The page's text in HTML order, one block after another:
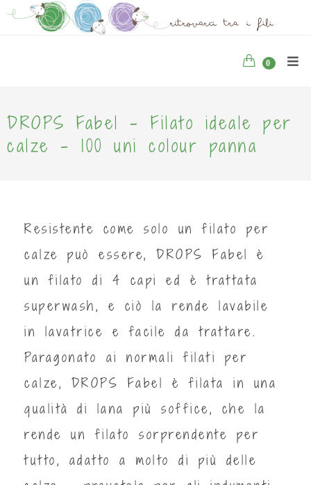
0
DROPS Fabel - Filato ideale per
calze - 100 uni colour panna
Resistente come solo un filato per
calze può essere, DROPS Fabel è
un filato di 4 capi ed è trattata
superwash, e ciò la rende lavabile
in lavatrice e facile da trattare.
Paragonato ai normali filati per
calze, DROPS Fabel è filata in una
qualità di lana più soffice, che la
rende un filato sorprendente per
tutto, adatto a molto di più delle